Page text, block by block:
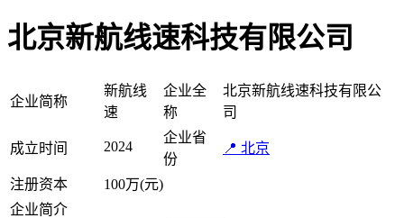
北京新航线速科技有限公司
企业简称
新航线
速
企业全
称
北京新航线速科技有限公
司
成立时间 2024
企业省
份
📍 北京
注册资本
100万(元)
企业简介